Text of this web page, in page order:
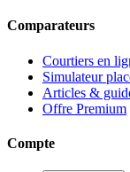
Comparateurs
Courtiers en
Simulateur
Articles &
Offre Premium
Compte